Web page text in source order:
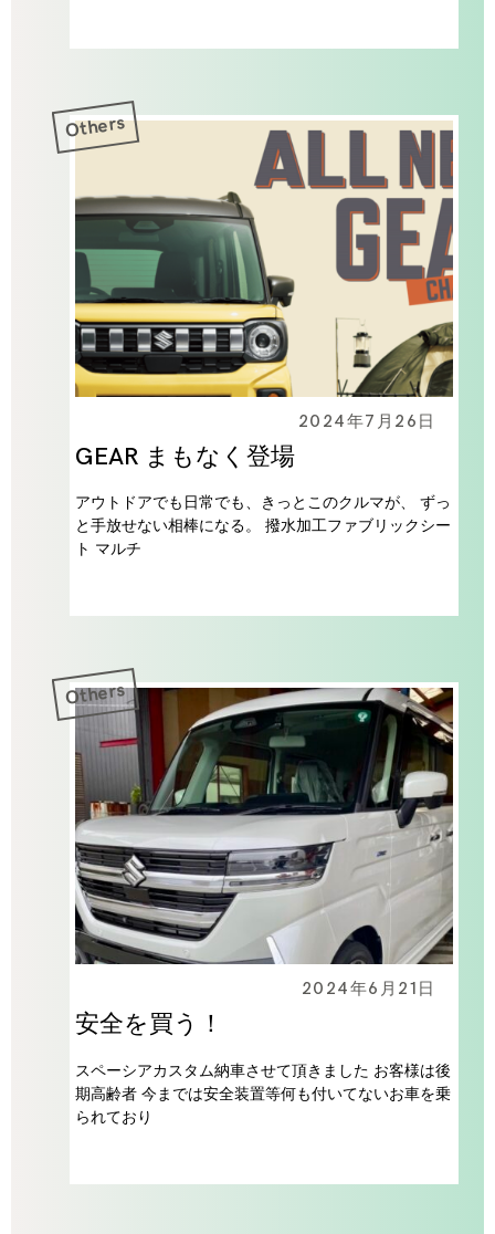
2024年7月26日
GEAR まもなく登場
アウトドアでも日常でも、きっとこのクルマが、 ずっ
と手放せない相棒になる。 撥水加工ファブリックシー
ト マルチ
Others
2024年6月21日
安全を買う！
スペーシアカスタム納車させて頂きました お客様は後
期高齢者 今までは安全装置等何も付いてないお車を乗
られており
Others